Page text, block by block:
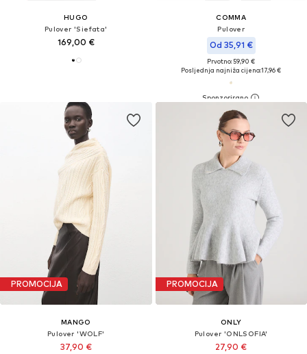
HUGO
Pulover 'Siefata'
169,00 €
COMMA
Pulover
Od 35,91 €
Prvotno: 59,90 €
Posljednja najniža cijena:17,96 €
PROMOCIJA
MANGO
Pulover 'WOLF'
37,90 €
PROMOCIJA
ONLY
Pulover 'ONLSOFIA'
27,90 €